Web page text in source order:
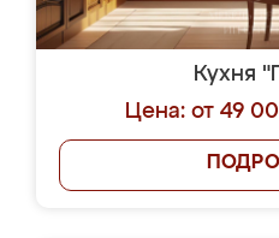
Кухня
Цена: от 49